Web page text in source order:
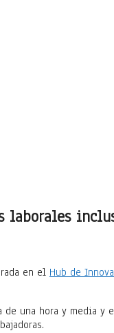
laborales
en el Hub de
de una hora y media